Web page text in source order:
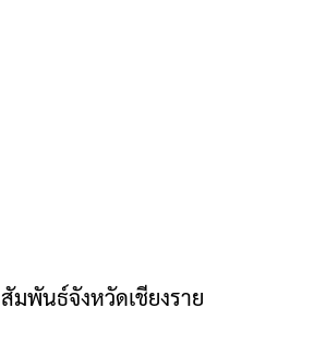
มพันธ์จังหวัดเชียงราย